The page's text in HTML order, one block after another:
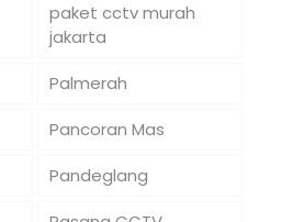
paket cctv murah
jakarta
Palmerah
Pancoran Mas
Pandeglang